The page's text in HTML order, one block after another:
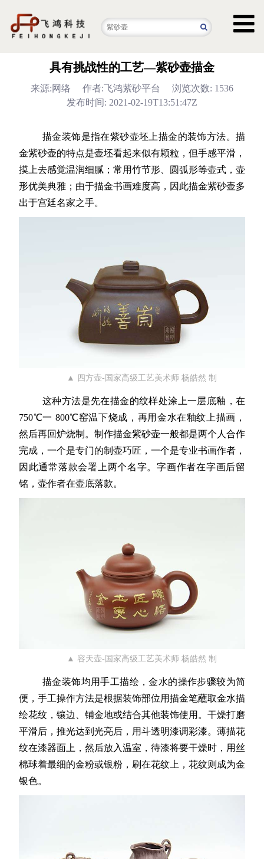
具有挑战性的工艺—紫砂壶描金
来源:网络 作者:飞鸿紫砂平台
浏览次数: 1536
发布时间: 2021-02-19T13:51:47Z
描金装饰是指在紫砂壶坯上描金的装饰方法。描
金紫砂壶的特点是壶坯看起来似有颗粒，但手感平滑，
摸上去感觉温润细腻；常用竹节形、圆弧形等壶式，壶
形优美典雅；由于描金书画难度高，因此描金紫砂壶多
出于宫廷名家之手。
▲ 四方壶-国家高级工艺美术师 杨皓然 制
这种方法是先在描金的纹样处涂上一层底釉，在
750℃一 800℃窑温下烧成，再用金水在釉纹上描画，
然后再回炉烧制。制作描金紫砂壶一般都是两个人合作
完成，一个是专门的制壶巧匠，一个是专业书画作者，
因此通常落款会署上两个名字。字画作者在字画后留
铭，壶作者在壶底落款。
▲ 容天壶-国家高级工艺美术师 杨皓然 制
描金装饰均用手工描绘，金水的操作步骤较为简
便，手工操作方法是根据装饰部位用描金笔蘸取金水描
绘花纹，镶边、铺金地或结合其他装饰使用。干燥打磨
平滑后，推光达到光亮后，用斗透明漆调彩漆。薄描花
纹在漆器面上，然后放入温室，待漆将要干燥时，用丝
棉球着最细的金粉或银粉，刷在花纹上，花纹则成为金
银色。